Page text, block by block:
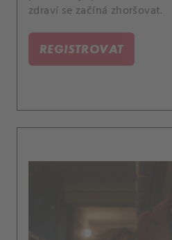
zdraví se začíná zhoršovat.
REGISTROVAT